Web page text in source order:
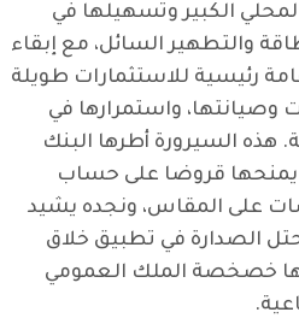
الكبير وتسهيلها في
والتطهير السائل، مع إبقاء
رئيسية للاستثمارات طويلة
وصيانتها، واستمرارها في
هذه السيرورة أطرها البنك
يمنحها قروضا على حساب
على المقاس، ونجده يشيد
الصدارة في تطبيق خلاق
خصخصة الملك العمومي